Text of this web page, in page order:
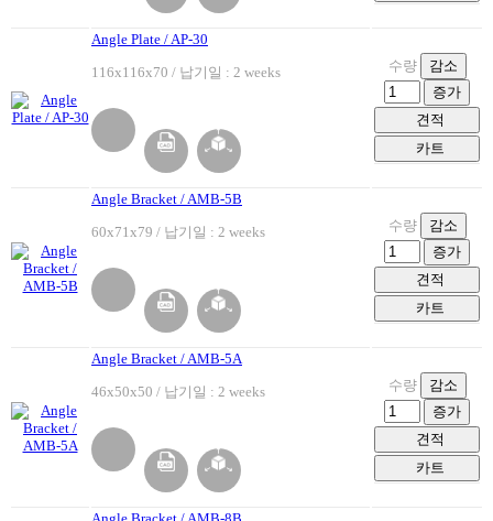
Angle Plate / AP-30
116x116x70 / 납기일 : 2 weeks
수량
감소
증가
견적
카트
Angle Bracket / AMB-5B
60x71x79 / 납기일 : 2 weeks
수량
감소
증가
견적
카트
Angle Bracket / AMB-5A
46x50x50 / 납기일 : 2 weeks
수량
감소
증가
견적
카트